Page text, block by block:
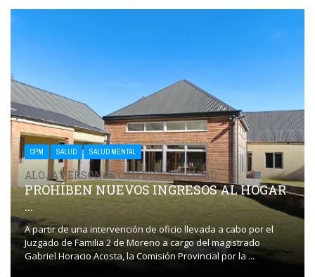
CPM SALUD SALUD MENTAL
ALOJA PERSONAS CON DISCAPACIDAD
PROHÍBEN NUEVOS INGRESOS AL HOGAR
...
A partir de una intervención de oficio llevada a cabo por el
Juzgado de Familia 2 de Moreno a cargo del magistrado
Gabriel Horacio Acosta, la Comisión Provincial por la ...